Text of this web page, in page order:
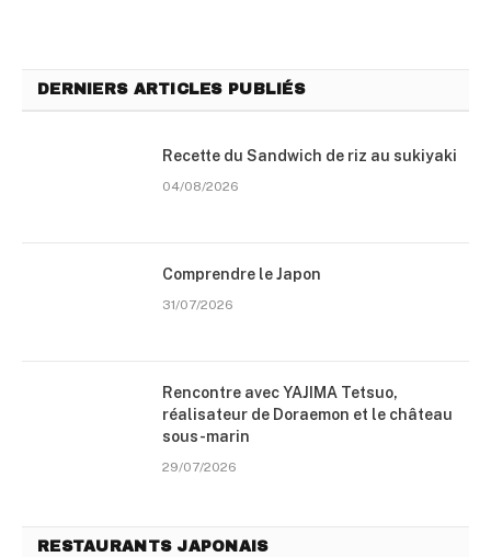
DERNIERS ARTICLES PUBLIÉS
Recette du Sandwich de riz au sukiyaki
04/08/2026
Comprendre le Japon
31/07/2026
Rencontre avec YAJIMA Tetsuo,
réalisateur de Doraemon et le château
sous-marin
29/07/2026
RESTAURANTS JAPONAIS